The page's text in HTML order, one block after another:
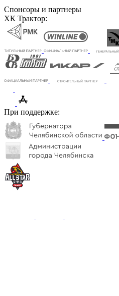
Спонсоры и партнеры
ХК Трактор:
При поддержке: